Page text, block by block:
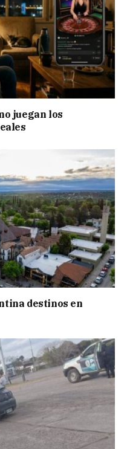
juegan los
destinos en